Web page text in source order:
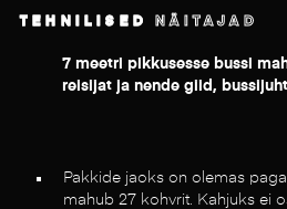
TEHNILISED NÄITAJAD
7 meetri pikkusesse bussi
reisijat ja nende giid,
Pakkide jaoks on olemas
mahub 27 kohvrit. Kahjuks ei